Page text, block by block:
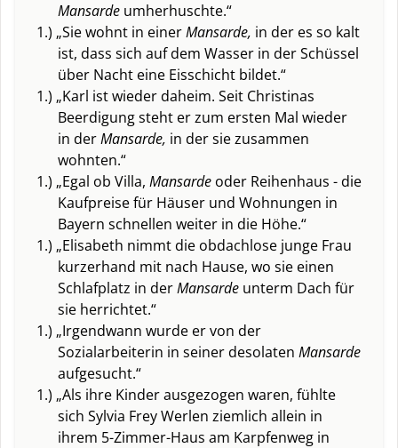
Mansarde umherhuschte.“
1.) „Sie wohnt in einerMansarde, in der es so kalt
ist, dass sich auf dem Wasser in der Schüssel
über Nacht eine Eisschicht bildet.“
1.) „Karl ist wieder daheim. Seit Christinas
Beerdigung steht er zum ersten Mal wieder
in derMansarde, in der sie zusammen
wohnten.“
1.) „Egal ob Villa, Mansarde oder Reihenhaus - die
Kaufpreise für Häuser und Wohnungen in
Bayern schnellen weiter in die Höhe.“
1.) „Elisabeth nimmt die obdachlose junge Frau
kurzerhand mit nach Hause, wo sie einen
Schlafplatz in derMansarde unterm Dach für
sie herrichtet.“
1.) „Irgendwann wurde er von der
Sozialarbeiterin in seiner desolaten Mansarde
aufgesucht.“
1.) „Als ihre Kinder ausgezogen waren, fühlte
sich Sylvia Frey Werlen ziemlich allein in
ihrem 5-Zimmer-Haus am Karpfenweg in